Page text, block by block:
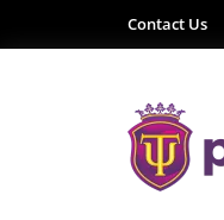
Contact Us